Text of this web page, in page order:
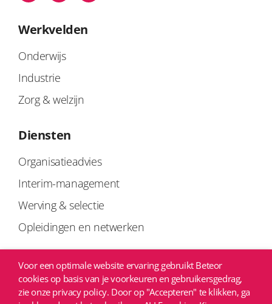
Werkvelden
Onderwijs
Industrie
Zorg & welzijn
Diensten
Organisatieadvies
Interim-management
Werving & selectie
Opleidingen en netwerken
Links
Privacyverklaring
Voor een optimale website ervaring gebruikt Beteor
cookies op basis van je voorkeuren en gebruikersgedrag,
zie onze privacy policy. Door op "Accepteren" te klikken, ga